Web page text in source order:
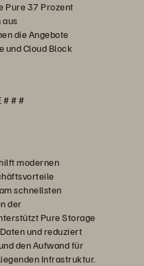
Pure 37 Prozent
aus
die Angebote
und Cloud Block
# # #
modernen
schnellsten
der
Pure Storage
und reduziert
den Aufwand für
Infrastruktur.